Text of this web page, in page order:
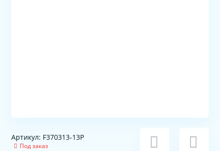
Артикул: F370313-13P
Под заказ